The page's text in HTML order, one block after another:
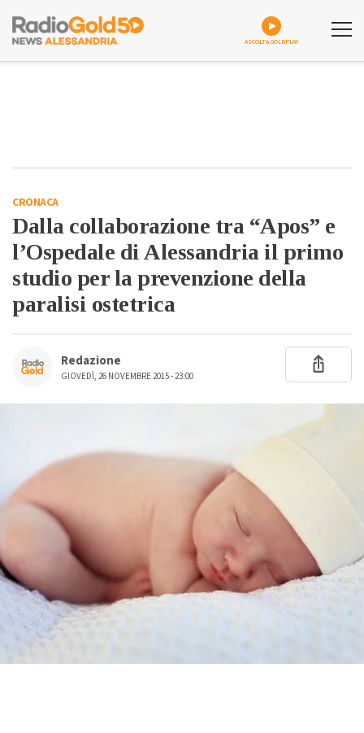
ASCOLTA GOLDPLAY
CRONACA
Dalla collaborazione tra “Apos” e
l’Ospedale di Alessandria il primo
studio per la prevenzione della
paralisi ostetrica
Redazione
GIOVEDÌ, 26 NOVEMBRE 2015 - 23:00